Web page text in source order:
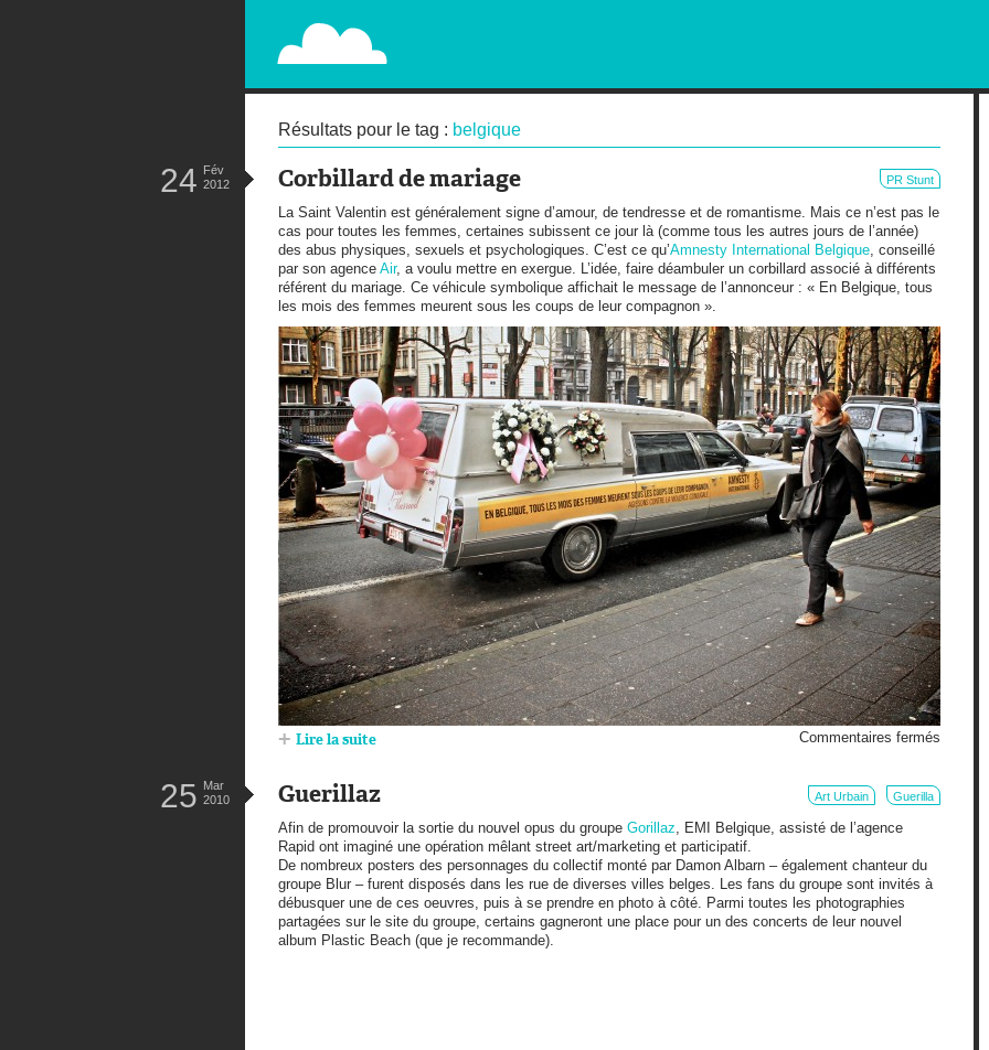
PAPERPLANE
STREET, AMBIENT, GUÉRILLA MARKETING AND OUT OF HOME
Résultats pour le tag : belgique
Corbillard de mariage PR Stunt
24 Fév
2012
La Saint Valentin est généralement signe d’amour, de tendresse et de romantisme. Mais ce n’est pas le
cas pour toutes les femmes, certaines subissent ce jour là (comme tous les autres jours de l’année)
des abus physiques, sexuels et psychologiques. C’est ce qu’Amnesty International Belgique , conseillé
par son agence Air, a voulu mettre en exergue. L’idée, faire déambuler un corbillard associé à différents
référent du mariage. Ce véhicule symbolique affichait le message de l’annonceur : « En Belgique, tous
les mois des femmes meurent sous les coups de leur compagnon ».
Lire la suite Commentaires fermés
mariage
Guerillaz Art Urbain Guerilla
25 Mar
2010
Afin de promouvoir la sortie du nouvel opus du groupe Gorillaz, EMI Belgique, assisté de l’agence
Rapid ont imaginé une opération mêlant street art/marketing et participatif.
De nombreux posters des personnages du collectif monté par Damon Albarn – également chanteur du
groupe Blur – furent disposés dans les rue de diverses villes belges. Les fans du groupe sont invités à
débusquer une de ces oeuvres, puis à se prendre en photo à côté. Parmi toutes les photographies
partagées sur le site du groupe, certains gagneront une place pour un des concerts de leur nouvel
album Plastic Beach (que je recommande).